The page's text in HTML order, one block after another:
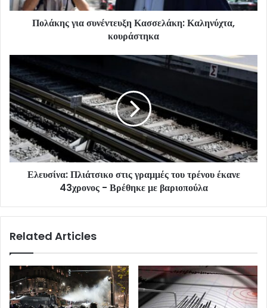
Πολάκης για συνέντευξη Κασσελάκη: Καληνύχτα,
κουράστηκα
Ελευσίνα: Πλιάτσικο στις γραμμές του τρένου έκανε
43χρονος - Βρέθηκε με βαριοπούλα
Related Articles